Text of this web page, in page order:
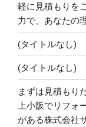
軽に見積もりを
力で、あなたの
(タイトルなし)
(タイトルなし)
まずは見積もり
上小阪でリフォ
がある株式会社